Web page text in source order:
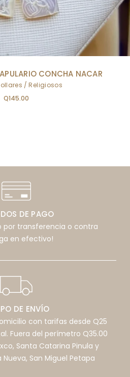
CONCHA NACAR
Religiosos
Q145.00
DE PAGO
por transferencia o contra
en efectivo!
DE ENVÍO
con tarifas desde Q25
Fuera del perímetro Q35.00
Santa Catarina Pinula y
Nueva, San Miguel Petapa